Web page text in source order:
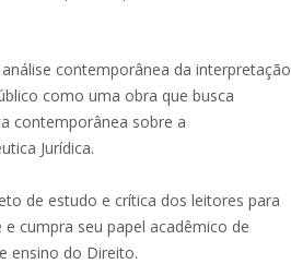
contemporânea da interpretação
como uma obra que busca
contemporânea sobre a
Jurídica.
de estudo e crítica dos leitores para
cumpra seu papel acadêmico de
ensino do Direito.